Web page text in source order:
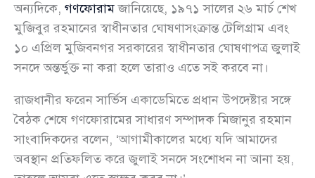
অন্যদিকে, গণফোরামজানিয়েছে, ১৯৭১ সালের ২৬ মার্চ শেখ
মুজিবুর রহমানের স্বাধীনতার ঘোষণাসংক্রান্ত টেলিগ্রাম এবং
১০ এপ্রিল মুজিবনগর সরকারের স্বাধীনতার ঘোষণাপত্র জুলাই
সনদে অন্তর্ভুক্ত না করা হলে তারাও এতে সই করবে না।
রাজধানীর ফরেন সার্ভিস একাডেমিতে প্রধান উপদেষ্টার সঙ্গে
বৈঠক শেষে গণফোরামের সাধারণ সম্পাদক মিজানুর রহমান
সাংবাদিকদের বলেন, ‘আগামীকালের মধ্যে যদি আমাদের
অবস্থান প্রতিফলিত করে জুলাই সনদে সংশোধন না আনা হয়,